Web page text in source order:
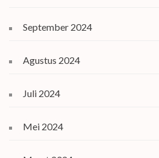
September 2024
Agustus 2024
Juli 2024
Mei 2024